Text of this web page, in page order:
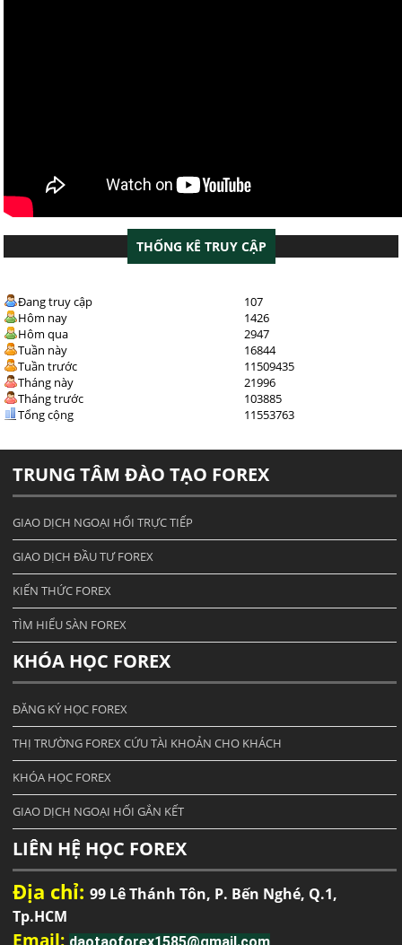
THỐNG KÊ TRUY CẬP
Đang truy cập
107
Hôm nay
1426
Hôm qua
2947
Tuần này
16844
Tuần trước
11509435
Tháng này
21996
Tháng trước
103885
Tổng cộng
11553763
TRUNG TÂM ĐÀO TẠO FOREX
GIAO DỊCH NGOẠI HỐI TRỰC TIẾP
GIAO DỊCH ĐẦU TƯ FOREX
KIẾN THỨC FOREX
TÌM HIỂU SÀN FOREX
KHÓA HỌC FOREX
ĐĂNG KÝ HỌC FOREX
THỊ TRƯỜNG FOREX CỨU TÀI KHOẢN CHO KHÁCH
KHÓA HỌC FOREX
GIAO DỊCH NGOẠI HỐI GẮN KẾT
LIÊN HỆ HỌC FOREX
Địa chỉ:99 Lê Thánh Tôn, P. Bến Nghé, Q.1,
Tp.HCM
Email:daotaoforex1585@gmail.com